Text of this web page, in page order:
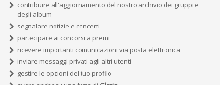
contribuire all'aggiornamento del nostro archivio dei gruppi e
degli album
segnalare notizie e concerti
partecipare ai concorsi a premi
ricevere importanti comunicazioni via posta elettronica
inviare messaggi privati agli altri utenti
gestire le opzioni del tuo profilo